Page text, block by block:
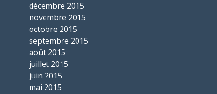
décembre 2015
novembre 2015
octobre 2015
septembre 2015
août 2015
juillet 2015
juin 2015
mai 2015